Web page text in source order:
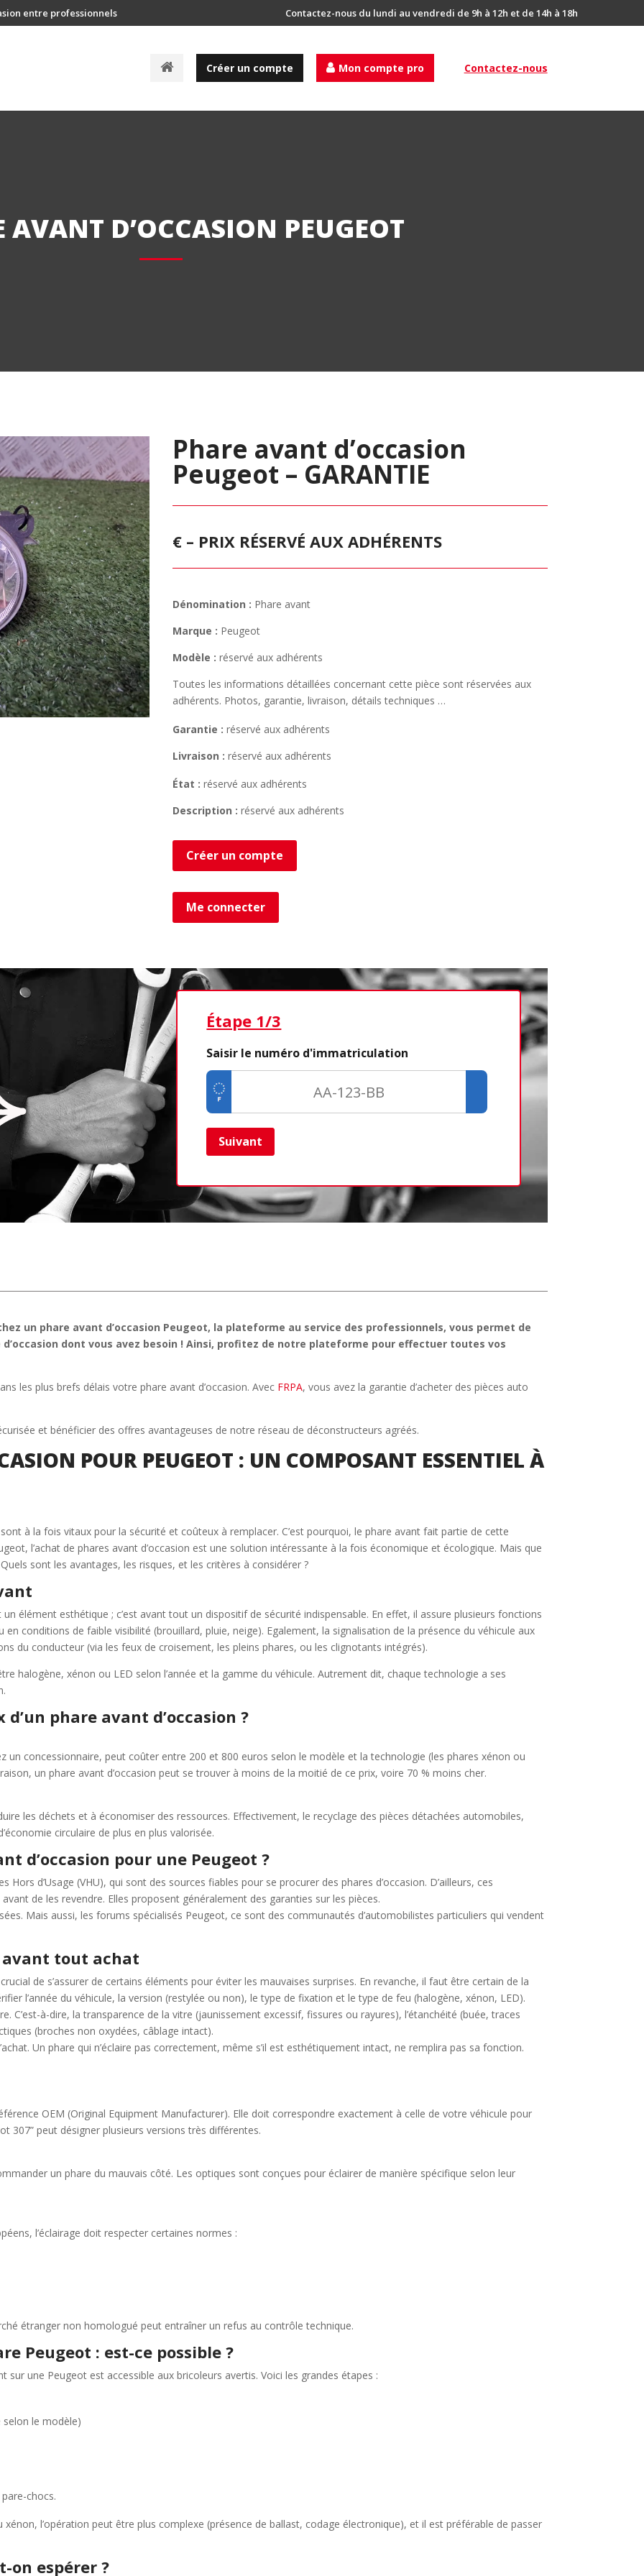
entre professionnels Contactez-nous du lundi au vendredi de 9h à 12h et de 14h à 18h
A
Créer un compte Mon compte pro Contactez-nous
AVANT D’OCCASION PEUGEOT
Phare avant d’occasion
Peugeot – GARANTIE
€ – PRIX RÉSERVÉ AUX ADHÉRENTS
Dénomination : Phare avant
Marque : Peugeot
Modèle : réservé aux adhérents
Toutes les informations détaillées concernant cette pièce sont réservées aux
adhérents. Photos, garantie, livraison, détails techniques …
Garantie : réservé aux adhérents
Livraison : réservé aux adhérents
État : réservé aux adhérents
Description : réservé aux adhérents
Créer un compte
Me connecter
Étape 1/3
Saisir le numéro d'immatriculation
Suivant
un phare avant d’occasion Peugeot, la plateforme au service des professionnels, vous permet de
dont vous avez besoin ! Ainsi, profitez de notre plateforme pour effectuer toutes vos
les plus brefs délais votre phare avant d’occasion. Avec FRPA, vous avez la garantie d’acheter des pièces auto
et bénéficier des offres avantageuses de notre réseau de déconstructeurs agréés.
POUR PEUGEOT : UN COMPOSANT ESSENTIEL À
à la fois vitaux pour la sécurité et coûteux à remplacer. C’est pourquoi, le phare avant fait partie de cette
l’achat de phares avant d’occasion est une solution intéressante à la fois économique et écologique. Mais que
sont les avantages, les risques, et les critères à considérer ?
un élément esthétique ; c’est avant tout un dispositif de sécurité indispensable. En effet, il assure plusieurs fonctions
conditions de faible visibilité (brouillard, pluie, neige). Egalement, la signalisation de la présence du véhicule aux
du conducteur (via les feux de croisement, les pleins phares, ou les clignotants intégrés).
halogène, xénon ou LED selon l’année et la gamme du véhicule. Autrement dit, chaque technologie a ses
phare avant d’occasion ?
un concessionnaire, peut coûter entre 200 et 800 euros selon le modèle et la technologie (les phares xénon ou
un phare avant d’occasion peut se trouver à moins de la moitié de ce prix, voire 70 % moins cher.
les déchets et à économiser des ressources. Effectivement, le recyclage des pièces détachées automobiles,
circulaire de plus en plus valorisée.
d’occasion pour une Peugeot ?
Hors d’Usage (VHU), qui sont des sources fiables pour se procurer des phares d’occasion. D’ailleurs, ces
de les revendre. Elles proposent généralement des garanties sur les pièces.
Mais aussi, les forums spécialisés Peugeot, ce sont des communautés d’automobilistes particuliers qui vendent
tout achat
de s’assurer de certains éléments pour éviter les mauvaises surprises. En revanche, il faut être certain de la
l’année du véhicule, la version (restylée ou non), le type de fixation et le type de feu (halogène, xénon, LED).
C’est-à-dire, la transparence de la vitre (jaunissement excessif, fissures ou rayures), l’étanchéité (buée, traces
(broches non oxydées, câblage intact).
Un phare qui n’éclaire pas correctement, même s’il est esthétiquement intact, ne remplira pas sa fonction.
OEM (Original Equipment Manufacturer). Elle doit correspondre exactement à celle de votre véhicule pour
307” peut désigner plusieurs versions très différentes.
un phare du mauvais côté. Les optiques sont conçues pour éclairer de manière spécifique selon leur
l’éclairage doit respecter certaines normes :
étranger non homologué peut entraîner un refus au contrôle technique.
Peugeot : est-ce possible ?
sur une Peugeot est accessible aux bricoleurs avertis. Voici les grandes étapes :
selon le modèle)
chocs.
l’opération peut être plus complexe (présence de ballast, codage électronique), et il est préférable de passer
on espérer ?